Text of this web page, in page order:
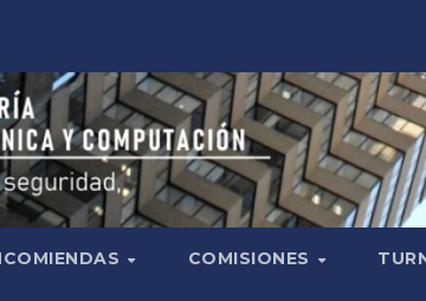
COMISIONES